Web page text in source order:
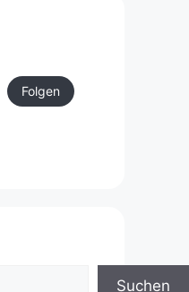
Folgen
Suchen